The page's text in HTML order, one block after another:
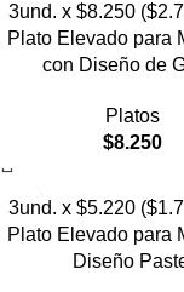
3und. x $8.250
Plato Elevado para
con Diseño de
Platos
$8.250
3und. x $5.220
Plato Elevado para
Diseño